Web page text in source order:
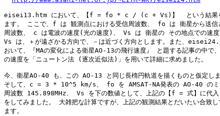
eisei13.htm において、【f = fo * c / (c + Vs)】  という結果を
ます。 ここで、f は 観測点における受信周波数、 fo は 衛星から送信
周波数、 c は電波の速度(光の速度)、 Vs は 衛星の その地点での速
Vs は、＋が遠ざかる方向で、－は近づく方向とします。また、
おいて、『MAの変化による衛星AO-13の飛行速度』 と題する記事の中
の速度を「ニュートン法 (逐次近似法)」を用いて詳細に求めました。
今、衛星AO-40 も、この AO-13 と同じ長楕円軌道を描くものと仮定し
そして、c = 3 * 10^5 km/s、 fo を AMSAT-NA発表の AO-40 のミ
周波数 145.898MHz、 Vs を下の数値として、上記の【f = 式】に代入
をしてみました。 大雑把な計算ですが、上記の観測結果とだいたい合致し
ます。